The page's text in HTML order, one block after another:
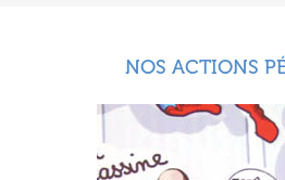
NOS ACTIONS